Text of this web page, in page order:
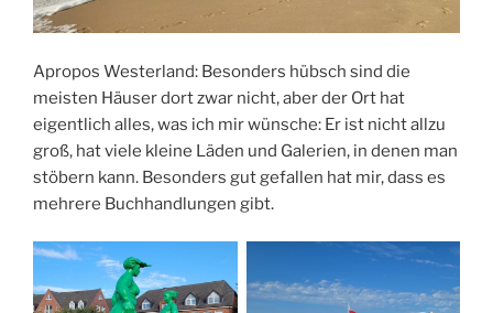
Apropos Westerland: Besonders hübsch sind die
meisten Häuser dort zwar nicht, aber der Ort hat
eigentlich alles, was ich mir wünsche: Er ist nicht allzu
groß, hat viele kleine Läden und Galerien, in denen man
stöbern kann. Besonders gut gefallen hat mir, dass es
mehrere Buchhandlungen gibt.